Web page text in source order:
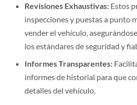
Revisiones Exhaustivas:Estos
inspecciones y puestas a punto
vender el vehículo,
los estándares de seguridad y
Informes Transparentes:
informes de historial para que
detalles del vehículo.